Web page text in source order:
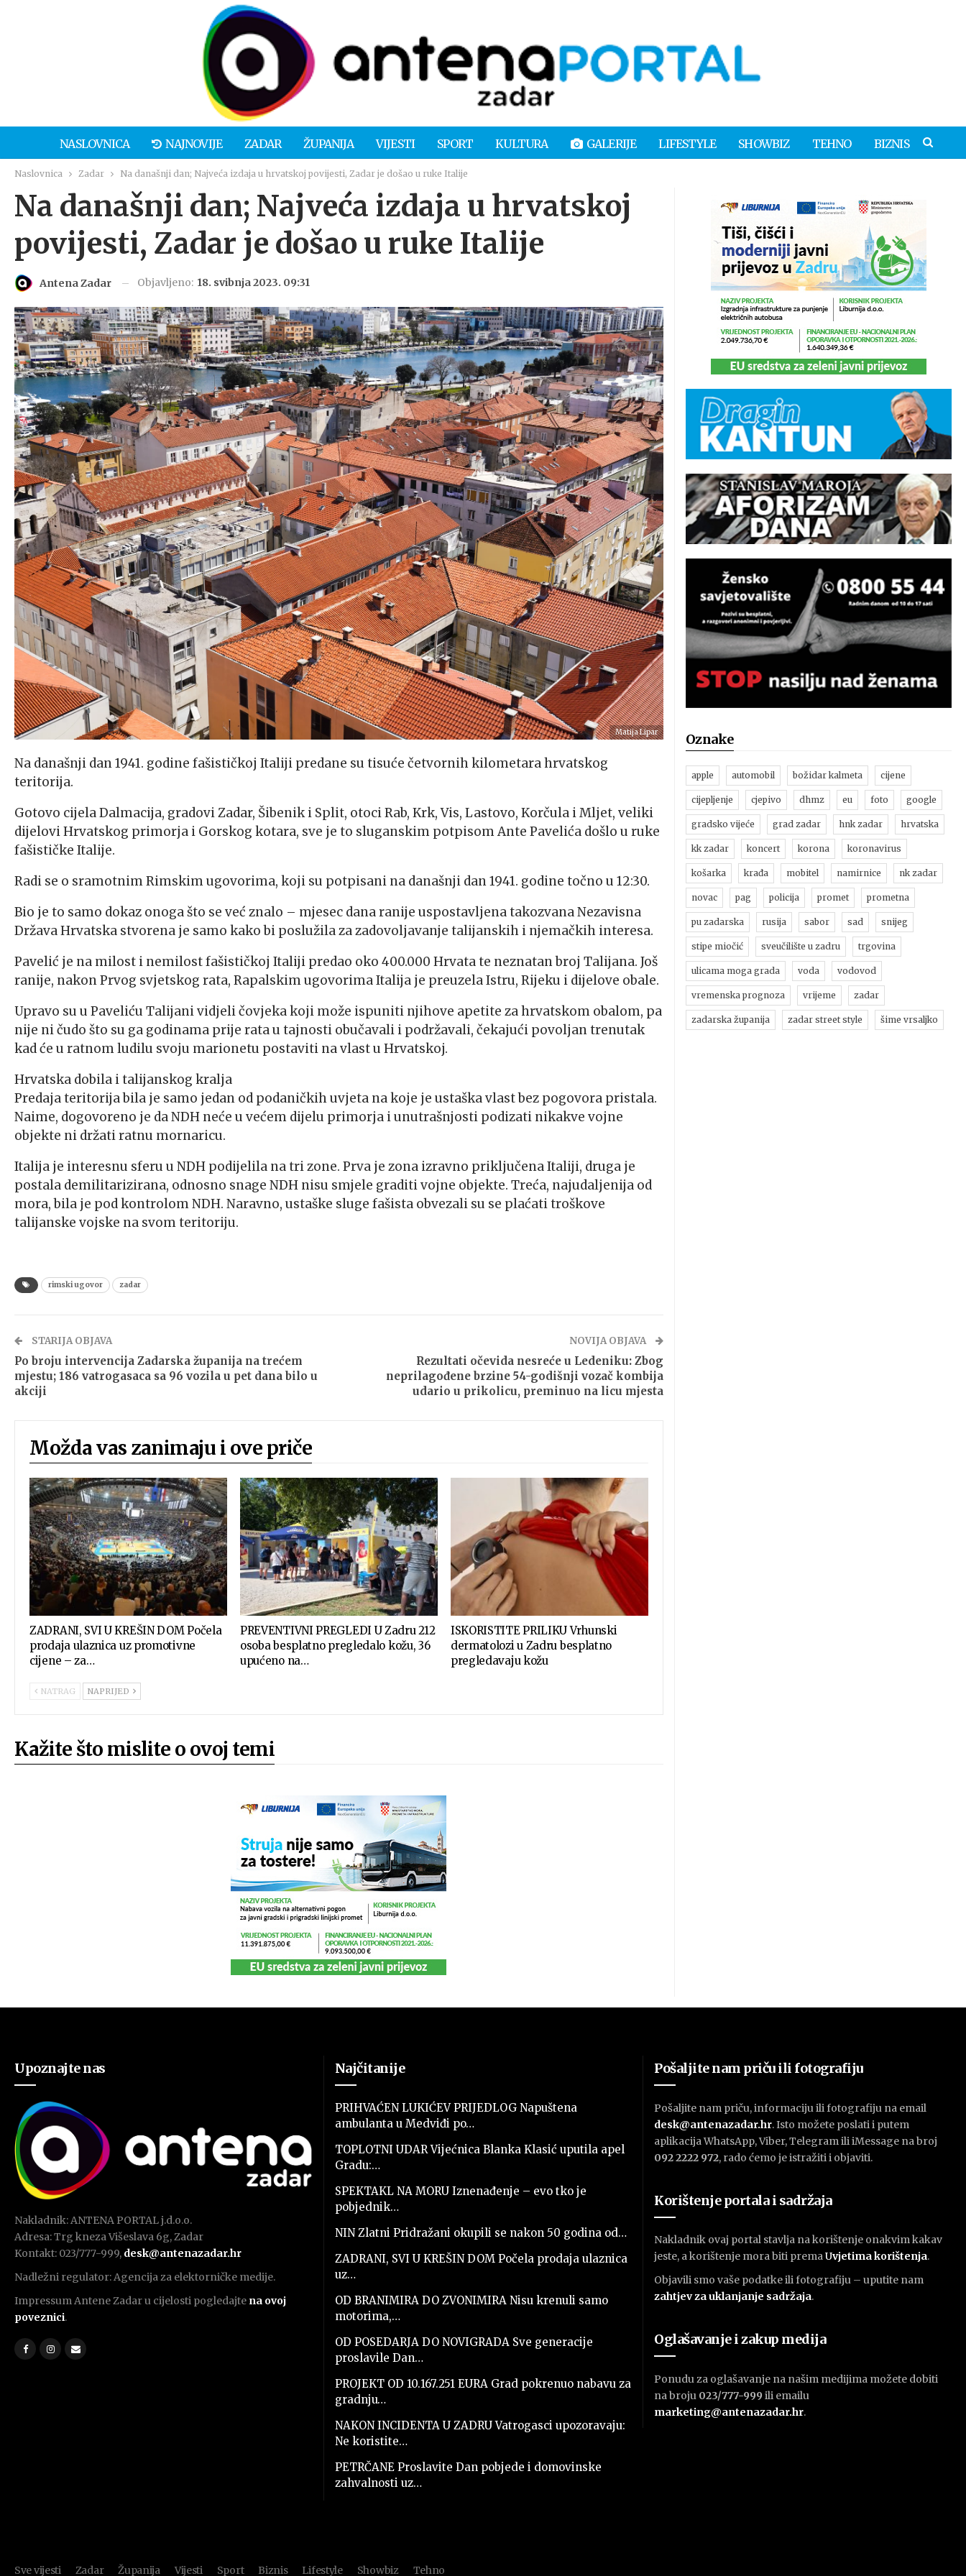
NASLOVNICA NAJNOVIJE ZADAR ŽUPANIJA VIJESTI SPORT KULTURA GALERIJE LIFESTYLE SHOWBIZ TEHNO BIZNIS
Naslovnica Zadar Na današnji dan; Najveća izdaja u hrvatskoj povijesti, Zadar je došao u ruke Italije
Na današnji dan; Najveća izdaja u hrvatskoj
povijesti, Zadar je došao u ruke Italije
Antena Zadar Objavljeno: 18. svibnja 2023. 09:31
Matija Lipar
Na današnji dan 1941. godine fašističkoj Italiji predane su tisuće četvornih kilometara hrvatskog
teritorija.
Gotovo cijela Dalmacija, gradovi Zadar, Šibenik i Split, otoci Rab, Krk, Vis, Lastovo, Korčula i Mljet, veliki
dijelovi Hrvatskog primorja i Gorskog kotara, sve je to sluganskim potpisom Ante Pavelića došlo u ruke
fašističke Italije.
Radi se o sramotnim Rimskim ugovorima, koji su potpisani na današnji dan 1941. godine točno u 12:30.
Bio je to samo dokaz onoga što se već znalo – mjesec dana ranije uspostavljena takozvana Nezavisna
Država Hrvatska stvorena je samo kako bi poslužila za zadovoljavanje talijanskih i njemačkih interesa.
Pavelić je na milost i nemilost fašističkoj Italiji predao oko 400.000 Hrvata te neznatan broj Talijana. Još
ranije, nakon Prvog svjetskog rata, Rapalskim ugovorima Italija je preuzela Istru, Rijeku i dijelove obale.
Upravo su u Paveliću Talijani vidjeli čovjeka koji može ispuniti njihove apetite za hrvatskom obalom, pa
nije ni čudo što su ga godinama prije rata u tajnosti obučavali i podržavali, čekajući povoljan trenutak
kad će u ratnom ludilu svoju marionetu postaviti na vlast u Hrvatskoj.
Hrvatska dobila i talijanskog kralja
Predaja teritorija bila je samo jedan od podaničkih uvjeta na koje je ustaška vlast bez pogovora pristala.
Naime, dogovoreno je da NDH neće u većem dijelu primorja i unutrašnjosti podizati nikakve vojne
objekte ni držati ratnu mornaricu.
Italija je interesnu sferu u NDH podijelila na tri zone. Prva je zona izravno priključena Italiji, druga je
postala demilitarizirana, odnosno snage NDH nisu smjele graditi vojne objekte. Treća, najudaljenija od
mora, bila je pod kontrolom NDH. Naravno, ustaške sluge fašista obvezali su se plaćati troškove
talijanske vojske na svom teritoriju.
rimski ugovor zadar
STARIJA OBJAVA
Po broju intervencija Zadarska županija na trećem
mjestu; 186 vatrogasaca sa 96 vozila u pet dana bilo u
akciji
NOVIJA OBJAVA
Rezultati očevida nesreće u Ledeniku: Zbog
neprilagođene brzine 54-godišnji vozač kombija
udario u prikolicu, preminuo na licu mjesta
Možda vas zanimaju i ove priče
ZADRANI, SVI U KREŠIN DOM Počela
prodaja ulaznica uz promotivne
cijene – za…
PREVENTIVNI PREGLEDI U Zadru 212
osoba besplatno pregledalo kožu, 36
upućeno na…
ISKORISTITE PRILIKU Vrhunski
dermatolozi u Zadru besplatno
pregledavaju kožu
NATRAG NAPRIJED
Kažite što mislite o ovoj temi
Oznake
apple automobil božidar kalmeta cijene
cijepljenje cjepivo dhmz eu foto google
gradsko vijeće grad zadar hnk zadar hrvatska
kk zadar koncert korona koronavirus
košarka krađa mobitel namirnice nk zadar
novac pag policija promet prometna
pu zadarska rusija sabor sad snijeg
stipe miočić sveučilište u zadru trgovina
ulicama moga grada voda vodovod
vremenska prognoza vrijeme zadar
zadarska županija zadar street style šime vrsaljko
Upoznajte nas
Nakladnik: ANTENA PORTAL j.d.o.o.
Adresa: Trg kneza Višeslava 6g, Zadar
Kontakt: 023/777-999, desk@antenazadar.hr
Nadležni regulator: Agencija za elektorničke medije.
Impressum Antene Zadar u cijelosti pogledajte na ovoj
poveznici.
Najčitanije
PRIHVAĆEN LUKIĆEV PRIJEDLOG Napuštena
ambulanta u Medviđi po…
TOPLOTNI UDAR Vijećnica Blanka Klasić uputila apel
Gradu:…
SPEKTAKL NA MORU Iznenađenje – evo tko je
pobjednik…
NIN Zlatni Pridražani okupili se nakon 50 godina od…
ZADRANI, SVI U KREŠIN DOM Počela prodaja ulaznica
uz…
OD BRANIMIRA DO ZVONIMIRA Nisu krenuli samo
motorima,…
OD POSEDARJA DO NOVIGRADA Sve generacije
proslavile Dan…
PROJEKT OD 10.167.251 EURA Grad pokrenuo nabavu za
gradnju…
NAKON INCIDENTA U ZADRU Vatrogasci upozoravaju:
Ne koristite…
PETRČANE Proslavite Dan pobjede i domovinske
zahvalnosti uz…
Pošaljite nam priču ili fotografiju
Pošaljite nam priču, informaciju ili fotografiju na email
desk@antenazadar.hr. Isto možete poslati i putem
aplikacija WhatsApp, Viber, Telegram ili iMessage na broj
092 2222 972, rado ćemo je istražiti i objaviti.
Korištenje portala i sadržaja
Nakladnik ovaj portal stavlja na korištenje onakvim kakav
jeste, a korištenje mora biti premaUvjetima korištenja.
Objavili smo vaše podatke ili fotografiju – uputite nam
zahtjev za uklanjanje sadržaja.
Oglašavanje i zakup medija
Ponudu za oglašavanje na našim medijima možete dobiti
na broju 023/777-999 ili emailu
marketing@antenazadar.hr.
Sve vijesti Zadar Županija Vijesti Sport Biznis Lifestyle Showbiz Tehno